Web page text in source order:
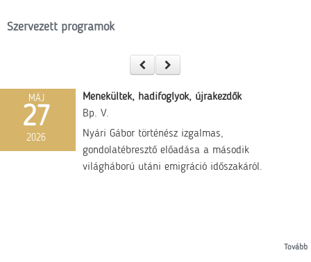
Szervezett programok
MÁJ
27
2026
Menekültek, hadifoglyok, újrakezdők
Bp. V.
Nyári Gábor történész izgalmas,
gondolatébresztő előadása a második
világháború utáni emigráció időszakáról.
Tovább